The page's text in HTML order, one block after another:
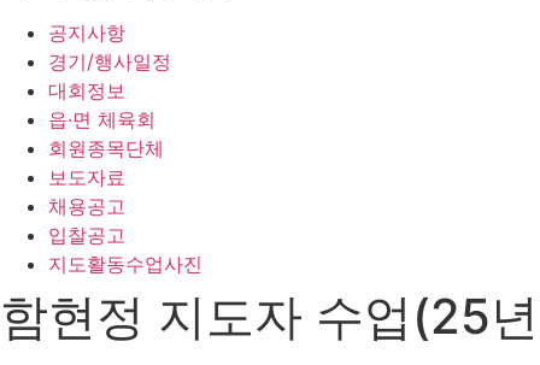
공지사항
경기/행사일정
대회정보
읍·면 체육회
회원종목단체
보도자료
채용공고
입찰공고
지도활동수업사진
함현정 지도자 수업(25